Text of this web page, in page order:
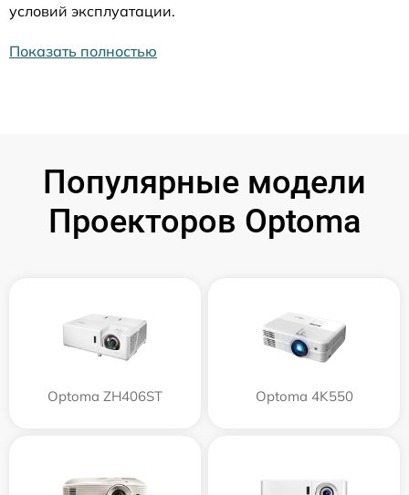
условий эксплуатации.
Показать полностью
Популярные модели
Проекторов Optoma
Optoma ZH406ST Optoma 4K550